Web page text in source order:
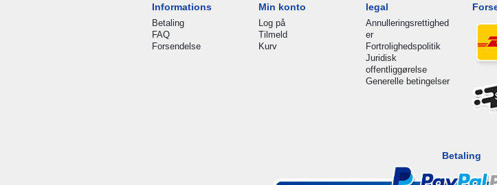
Informations
Betaling
FAQ
Forsendelse
Min konto
Log på
Tilmeld
Kurv
legal
Annulleringsrettighed
er
Fortrolighedspolitik
Juridisk
offentliggørelse
Generelle betingelser
Betaling